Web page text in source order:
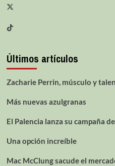
Últimos artículos
Zacharie Perrin, músculo y
Más nuevas azulgranas
El Palencia lanza su campaña
Una opción increíble
Mac McClung sacude el